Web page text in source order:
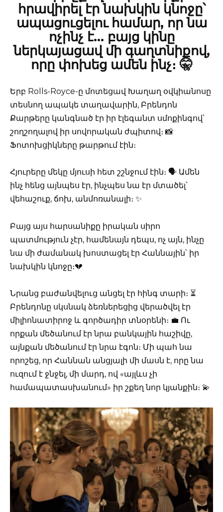
հրավիրել էր նախկին կնոջը՝
ապացուցելու համար, որ նա
ոչինչ է… բայց կինը
ներկայացավ մի գաղտնիքով,
որը փոխեց ամեն ինչ։ 🤫
Երբ Rolls-Royce-ը մոտեցավ Խաղաղ օվկիանոսը
տեսնող ապակե տաղավարին, Բրենդոն
Քարթերը կանգնած էր իր էլեգանտ սմոքինգով՝
շողշողալով իր սովորական ժպիտով։ 📸
Ֆոտոխցիկները թարթում էին։
Հյուրերը մեկը մյուսի հետ շշնջում էին։ 🗣️ Ամեն
ինչ հենց այնպես էր, ինչպես նա էր մտածել՝
վեհաշուք, ճոխ, անմոռանալի։ ✨
Բայց այս հարսանիքը իրական սիրո
պատմություն չէր, համենայն դեպս, ոչ այն, ինչը
նա մի ժամանակ խոստացել էր Հաննային՝ իր
նախկին կնոջը։💔
Նրանց բաժանվելուց անցել էր հինգ տարի։ ⏳
Բրենդոնը սկսնակ ձեռներեցից վերածվել էր
միլիոնատիրոջ և գործադիր տնօրենի։ 💼 Ու
որքան մեծանում էր նրա բանկային հաշիվը,
այնքան մեծանում էր նրա էգոն։ Մի պահ նա
որոշեց, որ Հաննան անցյալի մի մասն է, որը նա
ուզում է ջնջել, մի մարդ, ով «այլևս չի
համապատասխանում» իր շքեղ նոր կյանքին։ 💫